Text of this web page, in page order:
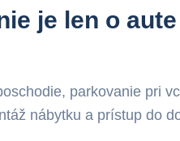
je len o
parkovanie pri
nábytku a prístup do